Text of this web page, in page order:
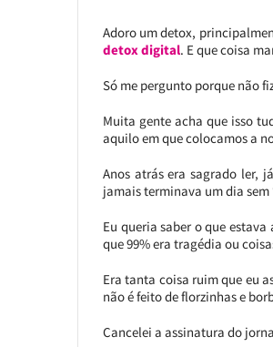
Adoro um detox,
detox digital. E que coisa
Só me pergunto porque não
Muita gente acha que isso
aquilo em que colocamos a
Anos atrás era sagrado ler,
jamais terminava um dia sem
Eu queria saber o que
que 99% era tragédia ou
Era tanta coisa ruim que eu
não é feito de florzinhas e
Cancelei a assinatura do